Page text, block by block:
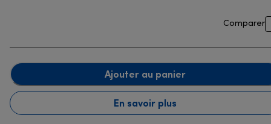
Comparer
Ajouter au panier
En savoir plus